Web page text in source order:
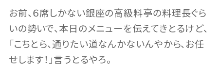
お前、６席しかない銀座の高級料亭の料理長ぐら
いの勢いで、本日のメニューを伝えてきとるけど、
「こちとら、通りたい道なんかないんやから、お任
せします！」言うとるやろ。